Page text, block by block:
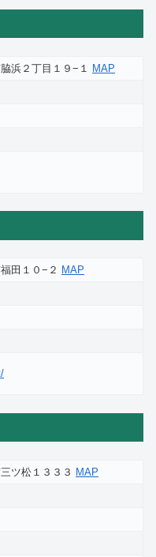
浜２丁目１９−１ MAP
田１０−２
MAP
ツ松１３３３ MAP